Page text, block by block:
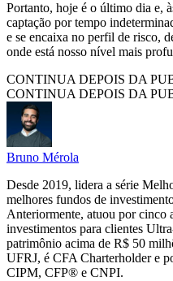
Portanto, hoje é o último dia e,
captação por tempo
e se encaixa no perfil de risco,
onde está nosso nível mais
CONTINUA DEPOIS DA
CONTINUA DEPOIS DA
Bruno Mérola
Desde 2019, lidera a série
melhores fundos de
Anteriormente, atuou por cinco
investimentos para clientes
patrimônio acima de R$ 50
UFRJ, é CFA Charterholder e
CIPM, CFP® e CNPI.